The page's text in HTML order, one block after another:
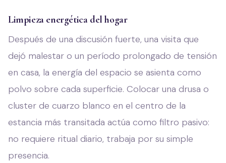
Limpieza energética del hogar
Después de una discusión fuerte, una visita que
dejó malestar o un período prolongado de tensión
en casa, la energía del espacio se asienta como
polvo sobre cada superficie. Colocar una drusa o
cluster de cuarzo blanco en el centro de la
estancia más transitada actúa como filtro pasivo:
no requiere ritual diario, trabaja por su simple
presencia.